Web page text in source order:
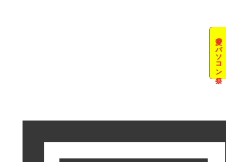
夏のパソコン祭